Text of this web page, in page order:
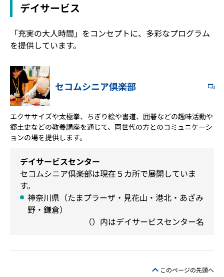
デイサービス
「充実の大人時間」をコンセプトに、多彩なプログラム
を提供しています。
セコムシニア倶楽部
エクササイズや太極拳、ちぎり絵や書道、囲碁などの趣味活動や
郷土史などの教養講座を通じて、同世代の方とのコミュニケーシ
ョンの場を提供します。
デイサービスセンター
セコムシニア倶楽部は現在５カ所で展開していま
す。
神奈川県（たまプラーザ・見花山・港北・あざみ
野・鎌倉）
（）内はデイサービスセンター名
このページの先頭へ